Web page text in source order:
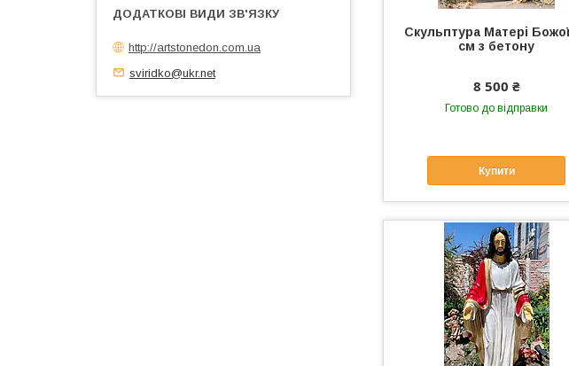
Скульптура Матері
см з бетону
8 500 ₴
Готово до відправки
Купити
http://artstonedon.com.ua
sviridko@ukr.net